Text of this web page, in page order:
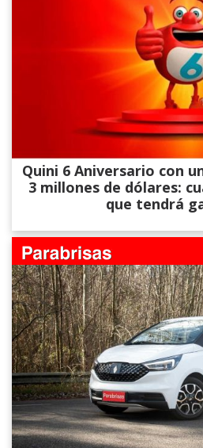
Quini 6 Aniversario con
3 millones de dólares:
que tendrá